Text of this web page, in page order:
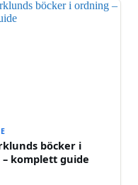
böcker i
komplett guide